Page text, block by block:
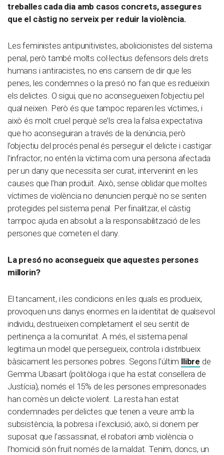
treballes cada dia amb casos concrets, assegures
que el càstig no serveix per reduir la violència.
Les feministes antipunitivistes, abolicionistes del sistema
penal, però també molts col·lectius defensors dels drets
humans i antiracistes, no ens cansem de dir que les
penes, les condemnes o la presó no fan que es redueixin
els delictes. O sigui, que no aconsegueixen l’objectiu pel
qual neixen. Però és que tampoc reparen les víctimes, i
això és molt cruel perquè se’ls crea la falsa expectativa
que ho aconseguiran a través de la denúncia, però
l’objectiu del procés penal és perseguir el delicte i castigar
l’infractor; no entén la víctima com una persona afectada
per un dany que necessita ser curat, intervenint en les
causes que l’han produït. Això, sense oblidar que moltes
víctimes de violència no denuncien perquè no se senten
protegides pel sistema penal. Per finalitzar, el càstig
tampoc ajuda en absolut a la responsabilització de les
persones que cometen el dany.
La presó no aconsegueix que aquestes persones
millorin?
El tancament, i les condicions en les quals es produeix,
provoquen uns danys enormes en la identitat de qualsevol
individu, destrueixen completament el seu sentit de
pertinença a la comunitat. A més, el sistema penal
legitima un model que persegueix, controla i distribueix
bàsicament les persones pobres. Segons l’últim llibre de
Gemma Ubasart (politòloga i que ha estat consellera de
Justícia), només el 15% de les persones empresonades
han comès un delicte violent. La resta han estat
condemnades per delictes que tenen a veure amb la
subsistència, la pobresa i l’exclusió; això, si donem per
suposat que l’assassinat, el robatori amb violència o
l’homicidi són fruit només de la maldat. Tenim, doncs, un